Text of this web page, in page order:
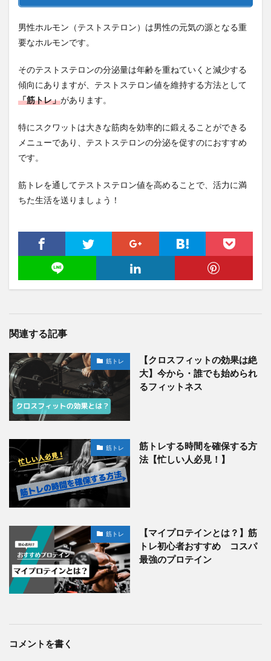
男性ホルモン（テストステロン）は男性の元気の源となる重
要なホルモンです。
そのテストステロンの分泌量は年齢を重ねていくと減少する
傾向にありますが、テストステロン値を維持する方法として
「筋トレ」があります。
特にスクワットは大きな筋肉を効率的に鍛えることができる
メニューであり、テストステロンの分泌を促すのにおすすめ
です。
筋トレを通してテストステロン値を高めることで、活力に満
ちた生活を送りましょう！
関連する記事
筋トレ
【クロスフィットの効果は絶
大】今から・誰でも始められ
るフィットネス
筋トレ
筋トレする時間を確保する方
法【忙しい人必見！】
筋トレ
【マイプロテインとは？】筋
トレ初心者おすすめ コスパ
最強のプロテイン
コメントを書く